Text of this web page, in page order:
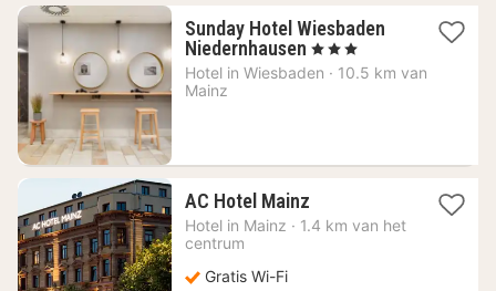
Sunday Hotel Wiesbaden
Niedernhausen 2
nachten
, 3 Sterren
Hotel in Wiesbaden · 10.5 km van
Mainz
AC Hotel Mainz1
nacht
Hotel in Mainz · 1.4 km van het
centrum
Gratis Wi-Fi